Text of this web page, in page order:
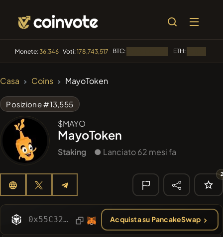
Monete:36,346 Voti:178,743,517 BTC: ETH:
Algorithmic Trading
MEMBERBERRIES
#2855
🔎 RICERCA
RECENTE
Casa Coins MayoToken
Posizione #13,555
$MAYO
MayoToken
Staking ● Lanciato 62 mesi fa
0x55C3218d2895C120F555d123DAc458FE9D39d0Ce Acquista su PancakeSwap